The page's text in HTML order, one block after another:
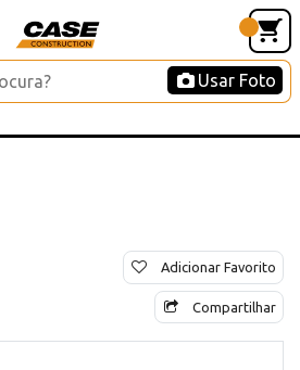
Usar Foto
Adicionar Favorito
Compartilhar